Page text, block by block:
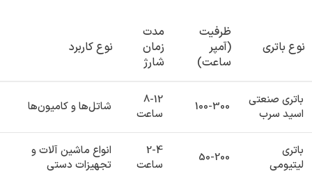
نوع باتری
ظرفیت
(آمپر
ساعت)
مدت
زمان
شارژ
نوع کاربرد
باتری صنعتی
اسید سرب
100-300
8-12
ساعت
شاتل‌ها و کامیون‌ها
باتری
لیتیومی
50-200
2-4
ساعت
انواع ماشین آلات و
تجهیزات دستی